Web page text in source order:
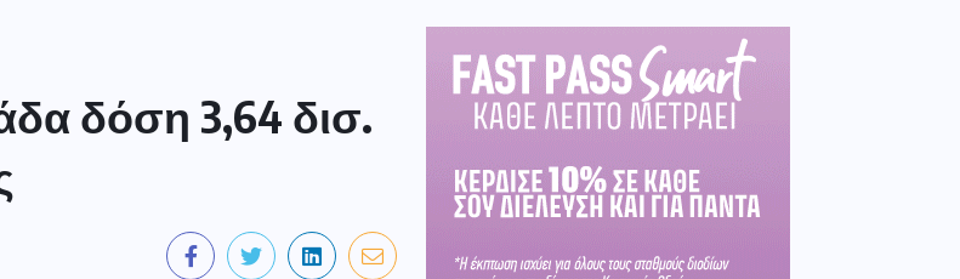
δόση 3,64 δισ.